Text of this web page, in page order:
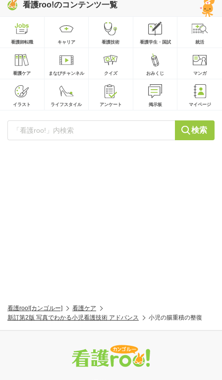
看護roo!のコンテンツ一覧
看護師転職 キャリア 看護技術 看護学生・国試 就活
看護ケア まなびチャンネル クイズ おみくじ マンガ
イラスト ライフスタイル アンケート 掲示板 マイページ
検索
看護roo![カンゴルー]
看護ケア
新訂第2版 写真でわかる小児看護技術 アドバンス
小児の腸重積の整復